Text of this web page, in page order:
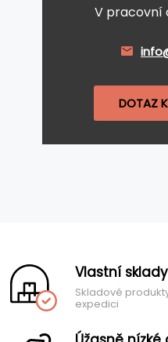
V pracovní
DOTAZ
Vlastní sklady
Skladové
expedici